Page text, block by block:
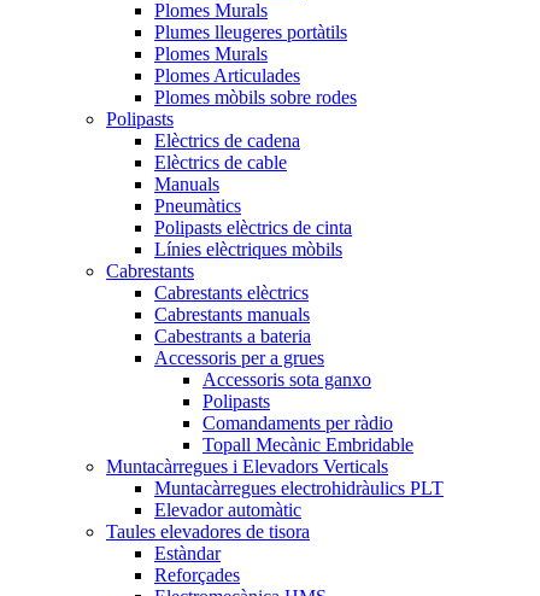
Plomes Murals
Plumes lleugeres portàtils
Plomes Murals
Plomes Articulades
Plomes mòbils sobre rodes
Polipasts
Elèctrics de cadena
Elèctrics de cable
Manuals
Pneumàtics
Polipasts elèctrics de cinta
Línies elèctriques mòbils
Cabrestants
Cabrestants elèctrics
Cabrestants manuals
Cabestrants a bateria
Accessoris per a grues
Accessoris sota ganxo
Polipasts
Comandaments per ràdio
Topall Mecànic Embridable
Muntacàrregues i Elevadors Verticals
Muntacàrregues electrohidràulics PLT
Elevador automàtic
Taules elevadores de tisora
Estàndar
Reforçades